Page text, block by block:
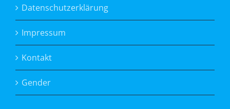
Datenschutzerklärung
Impressum
Kontakt
Gender